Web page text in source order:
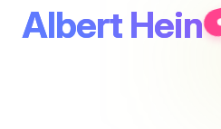
Albert Hein